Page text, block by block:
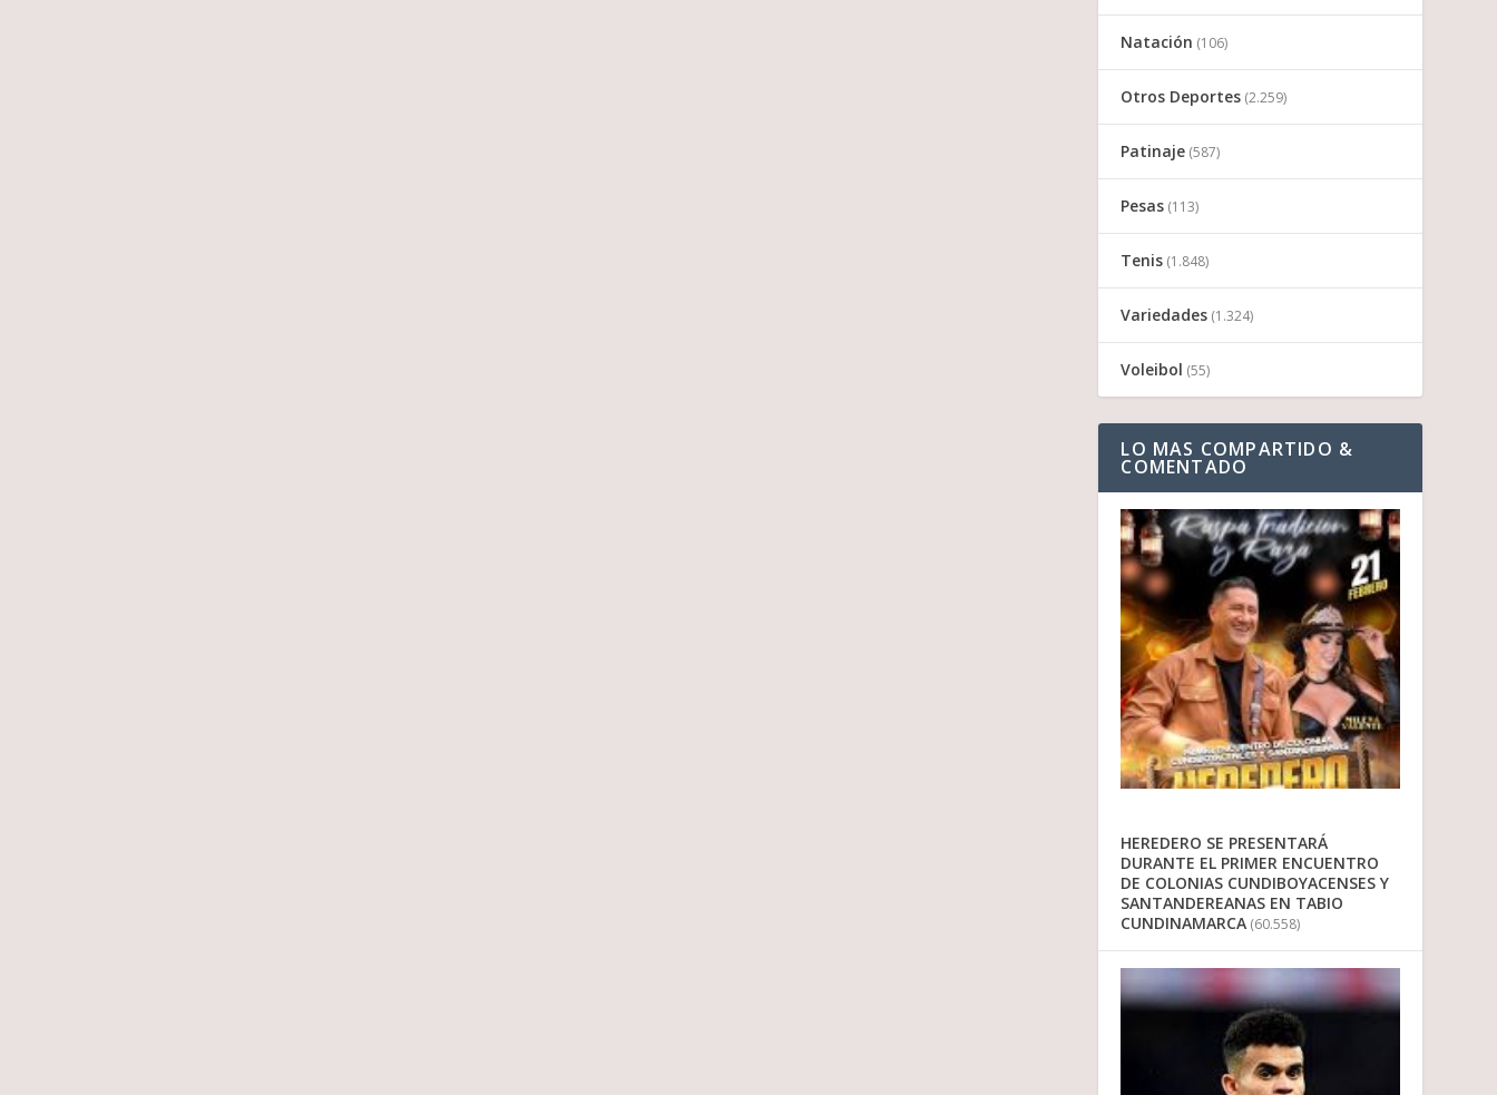
Natación (106)
Otros Deportes (2.259)
Patinaje (587)
Pesas (113)
Tenis (1.848)
Variedades (1.324)
Voleibol (55)
LO MAS COMPARTIDO &
COMENTADO
HEREDERO SE PRESENTARÁ
DURANTE EL PRIMER ENCUENTRO
DE COLONIAS CUNDIBOYACENSES Y
SANTANDEREANAS EN TABIO
CUNDINAMARCA (60.558)